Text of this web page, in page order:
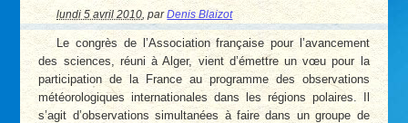
lundi 5 avril 2010 ,parDenis Blaizot
Le congrès de l’Association française pour l’avancement
des sciences, réuni à Alger, vient d’émettre un vœu pour la
participation de la France au programme des observations
météorologiques internationales dans les régions polaires. Il
s’agit d’observations simultanées à faire dans un groupe de